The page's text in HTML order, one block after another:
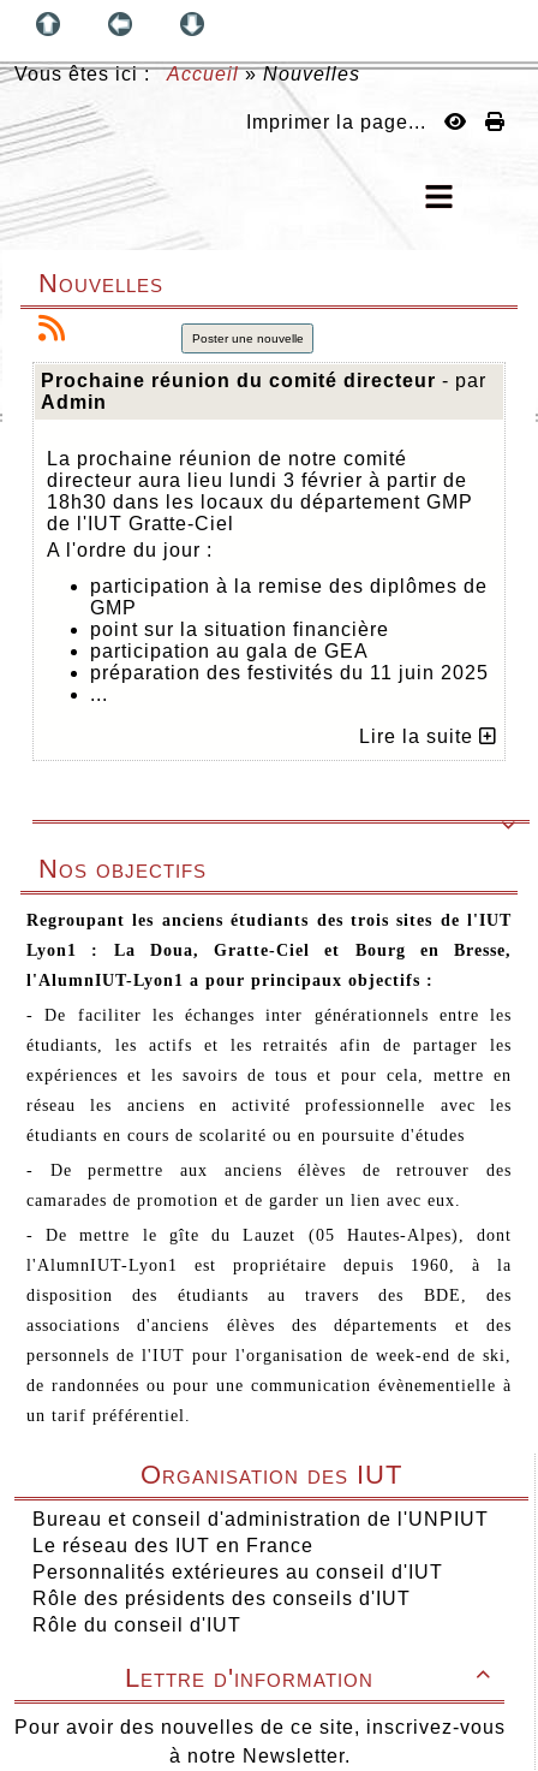
Vous êtes ici :Accueil»Nouvelles
Imprimer la page...
Organisation des IUT
Bureau et conseil d'administration de l'UNPIUT
Le réseau des IUT en France
Personnalités extérieures au conseil d'IUT
Rôle des présidents des conseils d'IUT
Rôle du conseil d'IUT

Lettre d'information
Pour avoir des nouvelles de ce site, inscrivez-vous
à notre Newsletter.
Nouvelles
Poster une nouvelle
Prochaine réunion du comité directeur - par
Admin
La prochaine réunion de notre comité
directeur aura lieu lundi 3 février à partir de
18h30 dans les locaux du département GMP
de l'IUT Gratte-Ciel
A l'ordre du jour :
participation à la remise des diplômes de
GMP
point sur la situation financière
participation au gala de GEA
préparation des festivités du 11 juin 2025
...
Lire la suite

Nos objectifs
Regroupant les anciens étudiants des trois sites de l'IUT
Lyon1 : La Doua, Gratte-Ciel et Bourg en Bresse,
l'AlumnIUT-Lyon1 a pour principaux objectifs :
- De faciliter les échanges inter générationnels entre les
étudiants, les actifs et les retraités afin de partager les
expériences et les savoirs de tous et pour cela, mettre en
réseau les anciens en activité professionnelle avec les
étudiants en cours de scolarité ou en poursuite d'études
- De permettre aux anciens élèves de retrouver des
camarades de promotion et de garder un lien avec eux.
- De mettre le gîte du Lauzet (05 Hautes-Alpes), dont
l'AlumnIUT-Lyon1 est propriétaire depuis 1960, à la
disposition des étudiants au travers des BDE, des
associations d'anciens élèves des départements et des
personnels de l'IUT pour l'organisation de week-end de ski,
de randonnées ou pour une communication évènementielle à
un tarif préférentiel.